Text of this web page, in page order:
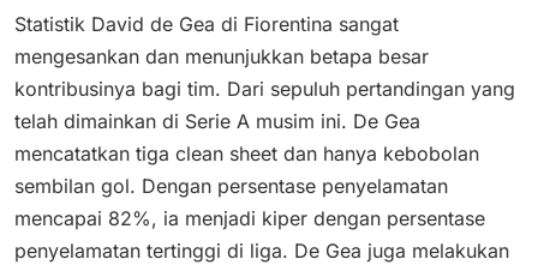
Statistik David de Gea di Fiorentina sangat
mengesankan dan menunjukkan betapa besar
kontribusinya bagi tim. Dari sepuluh pertandingan yang
telah dimainkan di Serie A musim ini. De Gea
mencatatkan tiga clean sheet dan hanya kebobolan
sembilan gol. Dengan persentase penyelamatan
mencapai 82%, ia menjadi kiper dengan persentase
penyelamatan tertinggi di liga. De Gea juga melakukan